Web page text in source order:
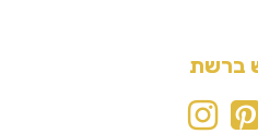
ברשת